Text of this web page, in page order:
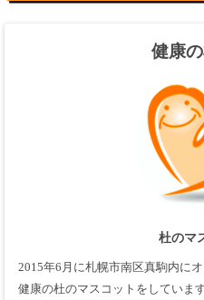
健康
杜のマ
2015年6月に札幌市南区真駒内に
健康の杜のマスコットをしていま